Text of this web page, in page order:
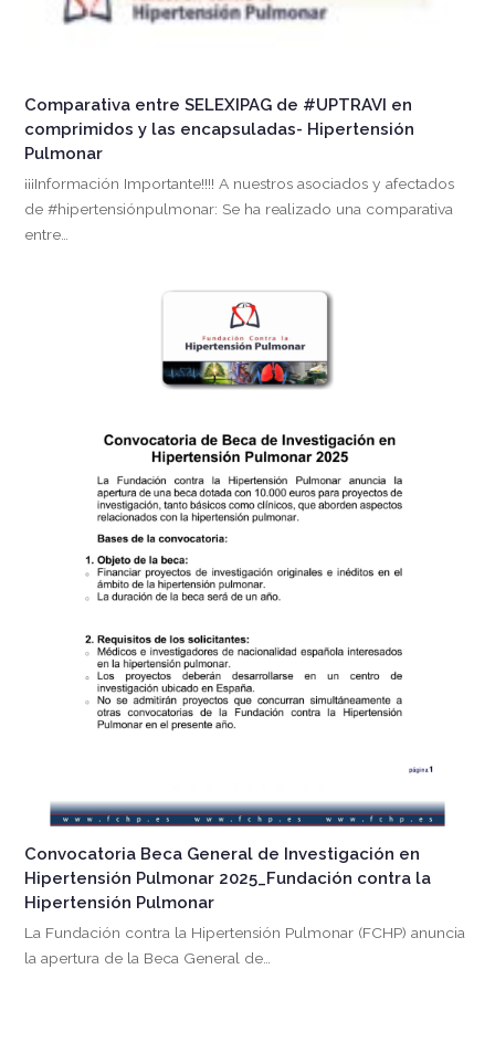
Comparativa entre SELEXIPAG de #UPTRAVI en
comprimidos y las encapsuladas- Hipertensión
Pulmonar
¡¡¡Información Importante!!!! A nuestros asociados y afectados
de #hipertensiónpulmonar: Se ha realizado una comparativa
entre…
Convocatoria Beca General de Investigación en
Hipertensión Pulmonar 2025_Fundación contra la
Hipertensión Pulmonar
La Fundación contra la Hipertensión Pulmonar (FCHP) anuncia
la apertura de la Beca General de…